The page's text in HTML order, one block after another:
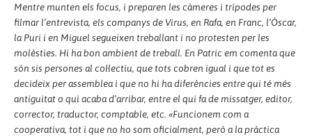
Mentre munten els focus, i preparen les càmeres i trípodes per
filmar l’entrevista, els companys de Virus, en Rafa, en Franc, l’Òscar,
la Puri i en Miguel segueixen treballant i no protesten per les
molèsties. Hi ha bon ambient de treball. En Patric em comenta que
són sis persones al col·lectiu, que tots cobren igual i que tot es
decideix per assemblea i que no hi ha diferències entre qui té més
antiguitat o qui acaba d’arribar, entre el qui fa de missatger, editor,
corrector, traductor, comptable, etc. «Funcionem com a
cooperativa, tot i que no ho som oficialment, però a la pràctica